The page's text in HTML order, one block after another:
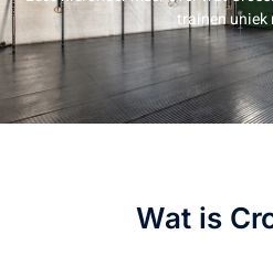
trainen uniek
Wat is